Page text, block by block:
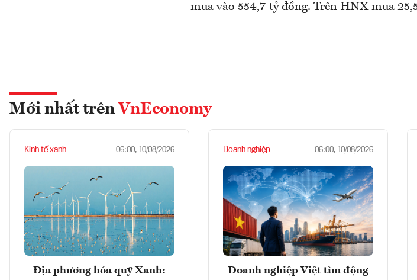
mua vào 554,7 tỷ đồng. Trên HNX mua
Mới nhất trên VnEconomy
Kinh tế xanh 06:00, 10/08/2026
Địa phương hóa quỹ Xanh:
Doanh nghiệp 06:00, 10/08/2026
Doanh nghiệp Việt tìm động